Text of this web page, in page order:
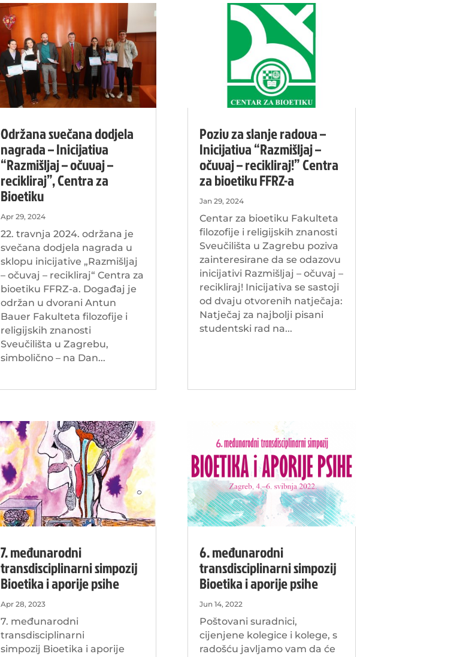
Održana svečana dodjela
nagrada – Inicijativa
“Razmišljaj – očuvaj –
recikliraj”, Centra za
Bioetiku
Apr 29, 2024
22. travnja 2024. održana je
svečana dodjela nagrada u
sklopu inicijative „Razmišljaj
– očuvaj – recikliraj“ Centra za
bioetiku FFRZ-a. Događaj je
održan u dvorani Antun
Bauer Fakulteta filozofije i
religijskih znanosti
Sveučilišta u Zagrebu,
simbolično – na Dan...
7. međunarodni
transdisciplinarni simpozij
Bioetika i aporije psihe
Apr 28, 2023
7. međunarodni
transdisciplinarni
simpozij Bioetika i aporije
Poziv za slanje radova –
Inicijativa “Razmišljaj –
očuvaj – recikliraj!” Centra
za bioetiku FFRZ-a
Jan 29, 2024
Centar za bioetiku Fakulteta
filozofije i religijskih znanosti
Sveučilišta u Zagrebu poziva
zainteresirane da se odazovu
inicijativi Razmišljaj – očuvaj –
recikliraj! Inicijativa se sastoji
od dvaju otvorenih natječaja:
Natječaj za najbolji pisani
studentski rad na...
6. međunarodni
transdisciplinarni simpozij
Bioetika i aporije psihe
Jun 14, 2022
Poštovani suradnici,
cijenjene kolegice i kolege, s
radošću javljamo vam da će